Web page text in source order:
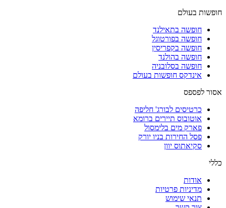
חופשות בעולם
חופשה בתאילנד
חופשה בפורטוגל
חופשה בקפריסין
חופשה בהולנד
חופשה בסלובניה
אינדקס חופשות בעולם
אסור לפספס
כרטיסים לבורג' חליפה
אוטובוס תיירים ברומא
פארק מים בלימסול
פסל החירות בניו יורק
סקיאתוס יוון
כללי
אודות
מדיניות פרטיות
תנאי שימוש